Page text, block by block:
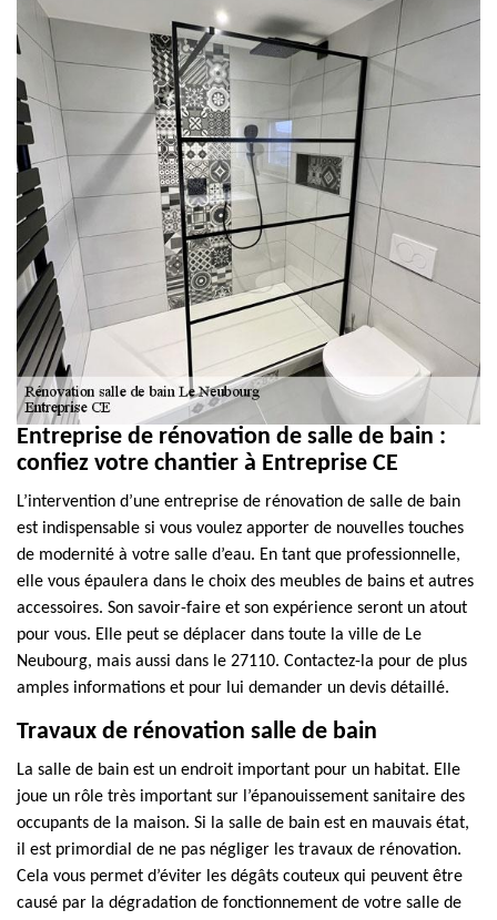
Entreprise de rénovation de salle de bain :
confiez votre chantier à Entreprise CE
L’intervention d’une entreprise de rénovation de salle de bain
est indispensable si vous voulez apporter de nouvelles touches
de modernité à votre salle d’eau. En tant que professionnelle,
elle vous épaulera dans le choix des meubles de bains et autres
accessoires. Son savoir-faire et son expérience seront un atout
pour vous. Elle peut se déplacer dans toute la ville de Le
Neubourg, mais aussi dans le 27110. Contactez-la pour de plus
amples informations et pour lui demander un devis détaillé.
Travaux de rénovation salle de bain
La salle de bain est un endroit important pour un habitat. Elle
joue un rôle très important sur l’épanouissement sanitaire des
occupants de la maison. Si la salle de bain est en mauvais état,
il est primordial de ne pas négliger les travaux de rénovation.
Cela vous permet d’éviter les dégâts couteux qui peuvent être
causé par la dégradation de fonctionnement de votre salle de